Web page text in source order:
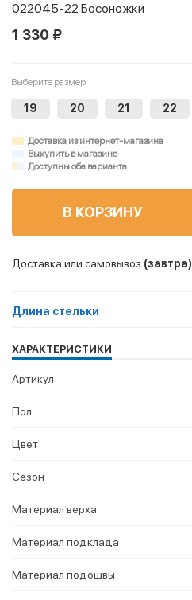
022045-22 Босоножки
1 330 ₽
Выберите размер
19 20 21 22
Доставка из интернет-магазина
Выкупить в магазине
Доступны оба варианта
В КОРЗИНУ
Доставка или самовывоз (завтра)
Длина стельки
ХАРАКТЕРИСТИКИ
Артикул
Пол
Цвет
Сезон
Материал верха
Материал подклада
Материал подошвы